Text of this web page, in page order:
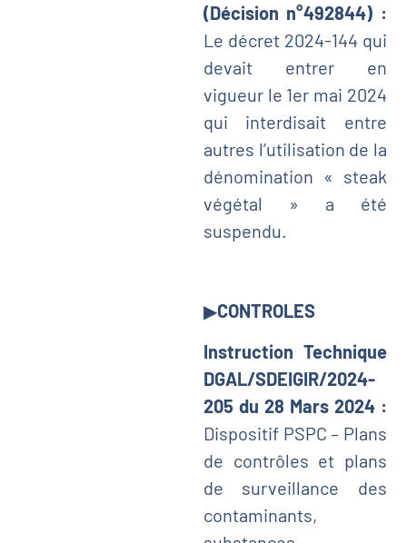
(Décision n°492844) :
Le décret 2024-144 qui
devait entrer en
vigueur le 1er mai 2024
qui interdisait entre
autres l’utilisation de la
dénomination « steak
végétal » a été
suspendu.
▶CONTROLES
Instruction Technique
DGAL/SDEIGIR/2024-
205 du 28 Mars 2024 :
Dispositif PSPC – Plans
de contrôles et plans
de surveillance des
contaminants,